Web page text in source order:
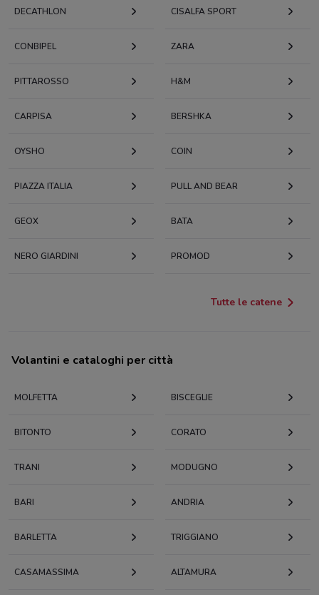
DECATHLON CISALFA SPORT
CONBIPEL ZARA
PITTAROSSO H&M
CARPISA BERSHKA
OYSHO COIN
PIAZZA ITALIA PULL AND BEAR
GEOX BATA
NERO GIARDINI PROMOD
Tutte le catene
Volantini e cataloghi per città
MOLFETTA BISCEGLIE
BITONTO CORATO
TRANI MODUGNO
BARI ANDRIA
BARLETTA TRIGGIANO
CASAMASSIMA ALTAMURA